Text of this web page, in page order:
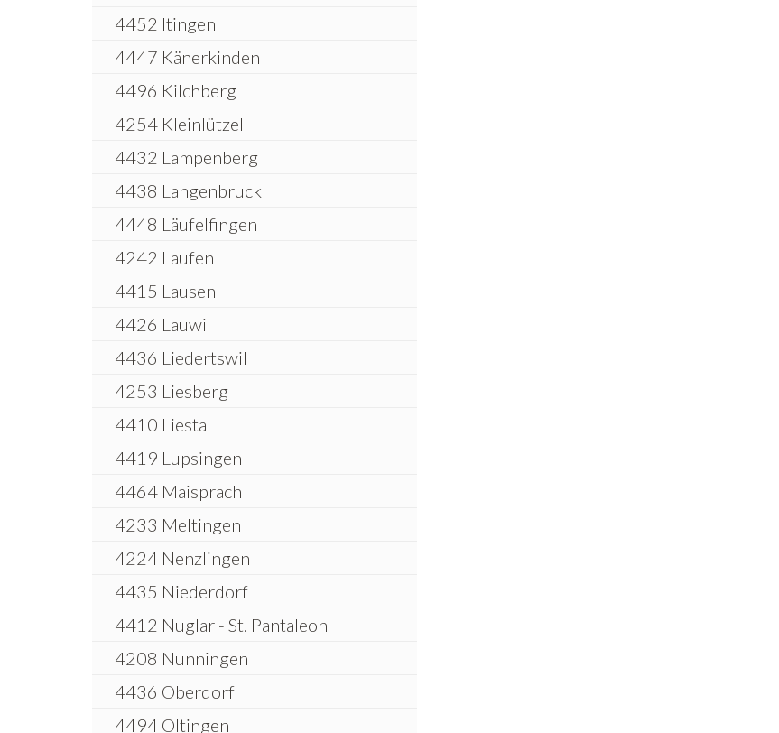
4452 Itingen
4447 Känerkinden
4496 Kilchberg
4254 Kleinlützel
4432 Lampenberg
4438 Langenbruck
4448 Läufelfingen
4242 Laufen
4415 Lausen
4426 Lauwil
4436 Liedertswil
4253 Liesberg
4410 Liestal
4419 Lupsingen
4464 Maisprach
4233 Meltingen
4224 Nenzlingen
4435 Niederdorf
4412 Nuglar - St. Pantaleon
4208 Nunningen
4436 Oberdorf
4494 Oltingen